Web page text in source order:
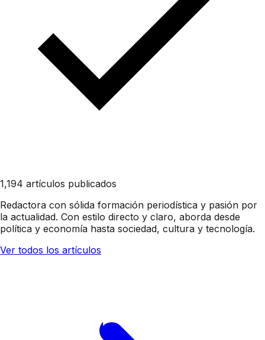
1,194 artículos publicados
Redactora con sólida formación periodística y pasión por
la actualidad. Con estilo directo y claro, aborda desde
política y economía hasta sociedad, cultura y tecnología.
Ver todos los artículos